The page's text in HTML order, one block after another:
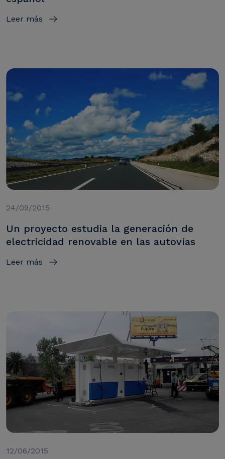
Leer más
24/09/2015
Un proyecto estudia la generación de
electricidad renovable en las autovías
Leer más
12/06/2015